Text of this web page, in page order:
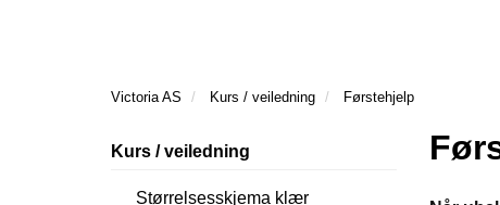
Victoria AS Kurs / veiledning Førstehjelp
Kurs / veiledning
Størrelsesskjema klær